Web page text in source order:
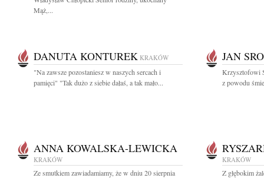
Mąż,...
DANUTA KONTUREK KRAKÓW
"Na zawsze pozostaniesz w naszych sercach i
pamięci" "Tak dużo z siebie dałaś, a tak mało...
JAN
Krzysztofowi
z powodu
ANNA KOWALSKA-LEWICKA
KRAKÓW
Ze smutkiem zawiadamiamy, że w dniu 20 sierpnia
KRAKÓW
Z głębokim